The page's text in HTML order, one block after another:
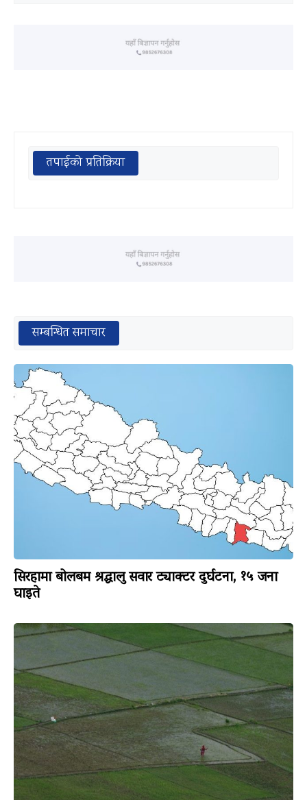
तपाईको प्रतिक्रिया
सम्बन्धित समाचार
सिरहामा बोलबम श्रद्धालु सवार ट्याक्टर दुर्घटना, १५ जना
घाइते